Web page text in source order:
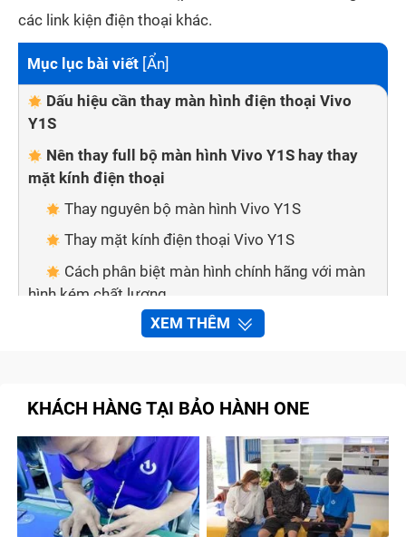
các link kiện điện thoại khác.
Mục lục bài viết [Ẩn]
Dấu hiệu cần thay màn hình điện thoại Vivo
Y1S
Nên thay full bộ màn hình Vivo Y1S hay thay
mặt kính điện thoại
Thay nguyên bộ màn hình Vivo Y1S
Thay mặt kính điện thoại Vivo Y1S
Cách phân biệt màn hình chính hãng với màn
hình kém chất lượng
Mẹo nhỏ giúp bạn phân biệt 2 loại màn hình:
Bảo hành one thay màn hình Vivo Y1S nhanh
chóng, chất lượng
Quy trình sửa chữa, thay màn hình Vivo Y1S
tại Bảo Hành One
Tạm kết
XEM THÊM
KHÁCH HÀNG TẠI BẢO HÀNH ONE